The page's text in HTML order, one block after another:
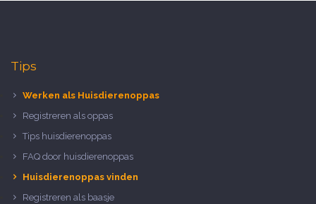
Tips
Werken als Huisdierenoppas
Registreren als oppas
Tips huisdierenoppas
FAQ door huisdierenoppas
Huisdierenoppas vinden
Registreren als baasje